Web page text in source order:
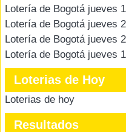
Lotería de Bogotá jueves
Lotería de Bogotá jueves
Lotería de Bogotá jueves
Lotería de Bogotá jueves
Loterias de Hoy
Loterias de hoy
Resultados